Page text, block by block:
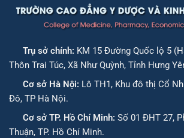
Trụ sở chính: KM 15 Đường Quốc lộ 5
Thôn Trai Túc, Xã Như Quỳnh, Tỉnh Hưng
Cơ sở Hà Nội: Lô TH1, Khu đô thị Cổ
Đô, TP Hà Nội.
Cơ sở TP. Hồ Chí Minh: Số 01 ĐHT 27,
Thuận, TP. Hồ Chí Minh.